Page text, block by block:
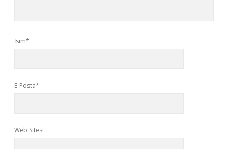
İsim*
E-Posta*
Web Sitesi